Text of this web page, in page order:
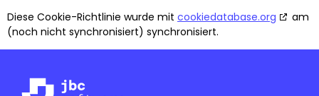
Diese Cookie-Richtlinie wurde mit cookiedatabase.org
am
(noch nicht synchronisiert) synchronisiert.